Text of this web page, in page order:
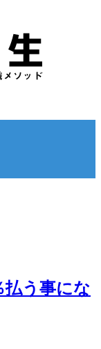
払う事にな